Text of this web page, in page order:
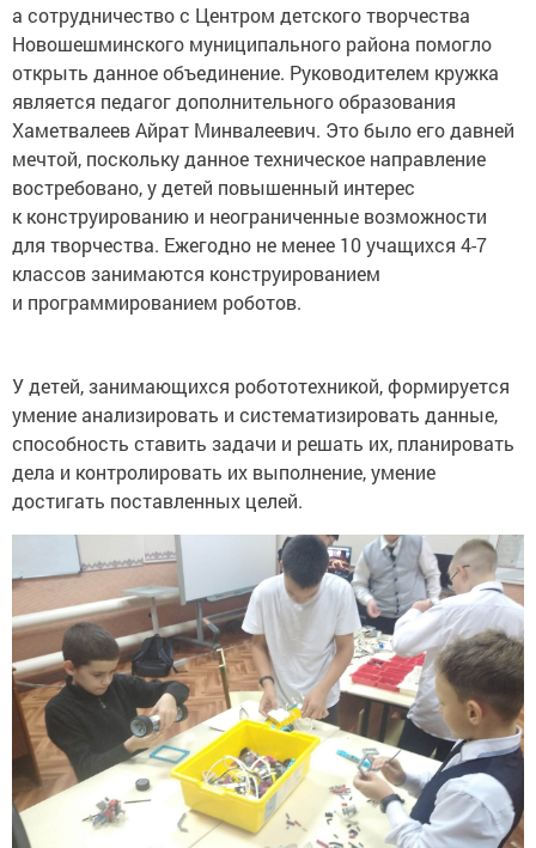
а сотрудничество с Центром детского творчества
Новошешминского муниципального района помогло
открыть данное объединение. Руководителем кружка
является педагог дополнительного образования
Хаметвалеев Айрат Минвалеевич. Это было его давней
мечтой, поскольку данное техническое направление
востребовано, у детей повышенный интерес
к конструированию и неограниченные возможности
для творчества. Ежегодно не менее 10 учащихся 4-7
классов занимаются конструированием
и программированием роботов.
У детей, занимающихся робототехникой, формируется
умение анализировать и систематизировать данные,
способность ставить задачи и решать их, планировать
дела и контролировать их выполнение, умение
достигать поставленных целей.